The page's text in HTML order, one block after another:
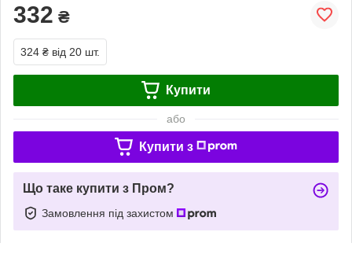
332 ₴
324 ₴ від 20 шт.
Купити
або
Купити з
Що таке купити з Пром?
Замовлення під захистом